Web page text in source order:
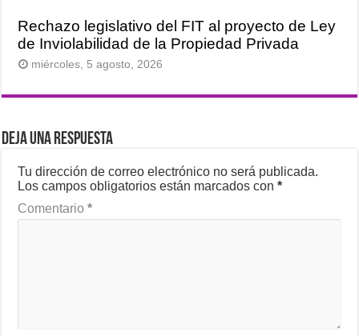
Rechazo legislativo del FIT al proyecto de Ley
de Inviolabilidad de la Propiedad Privada
miércoles, 5 agosto, 2026
Deja una respuesta
Tu dirección de correo electrónico no será publicada.
Los campos obligatorios están marcados con*
Comentario*